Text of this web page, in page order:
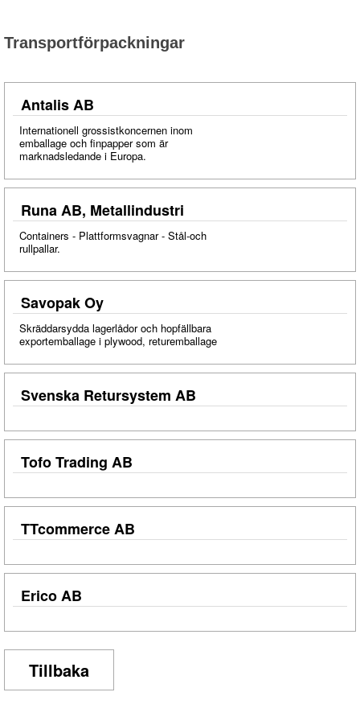
Transportförpackningar
Antalis AB
Internationell grossistkoncernen inom
emballage och finpapper som är
marknadsledande i Europa.
Runa AB, Metallindustri
Containers - Plattformsvagnar - Stål-och
rullpallar.
Savopak Oy
Skräddarsydda lagerlådor och hopfällbara
exportemballage i plywood, returemballage
Svenska Retursystem AB
Tofo Trading AB
TTcommerce AB
Erico AB
Tillbaka